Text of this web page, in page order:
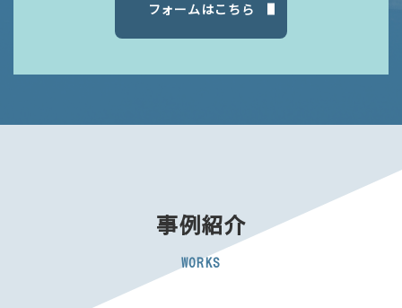
フォームはこちら
事例紹介
WORKS